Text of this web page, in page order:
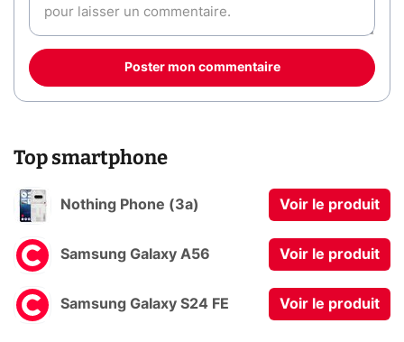
Poster mon commentaire
Top smartphone
Nothing Phone (3a) Voir le produit
Samsung Galaxy A56 Voir le produit
Samsung Galaxy S24 FE Voir le produit